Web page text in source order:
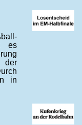
es
in